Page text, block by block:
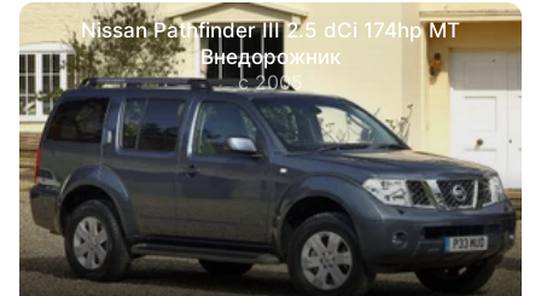
Nissan Pathfinder III 2.5 dCi 174hp MT
Внедорожник
с 2005